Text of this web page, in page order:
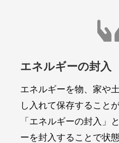
エネルギーの封入
エネルギーを物、家や
し入れて保存すること
「エネルギーの封入」
ーを封入することで状